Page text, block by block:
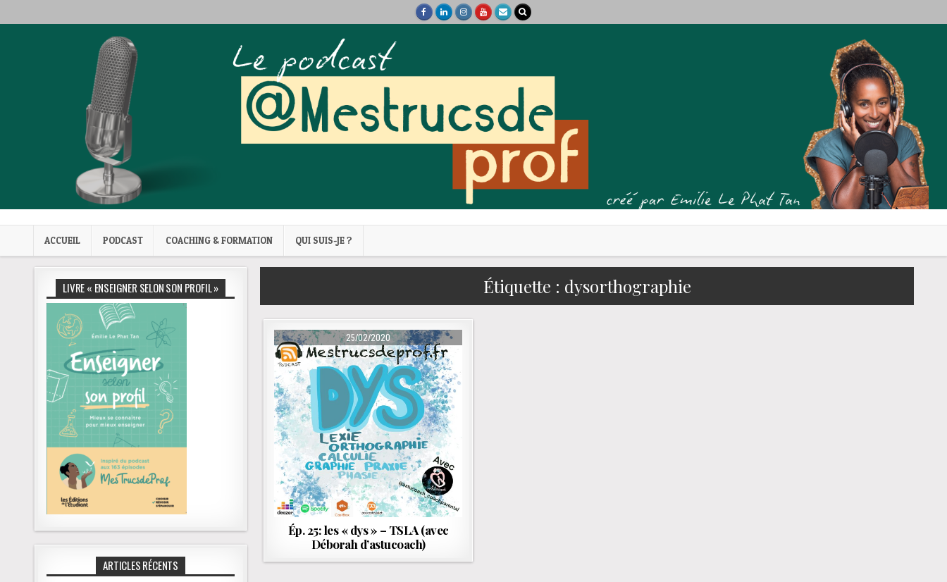
Mes trucs de prof
ACCUEIL PODCAST COACHING & FORMATION QUI SUIS-JE ?
Étiquette : dysorthographie
PUBLISHED DATE:
25/02/2020
Ép. 25: les « dys » – TSLA (avec
Déborah d’astucoach)
LIVRE « ENSEIGNER SELON SON PROFIL »
ARTICLES RÉCENTS